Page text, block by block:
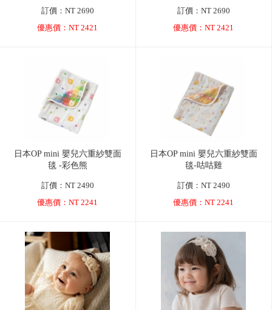
訂價：NT 2690
優惠價：NT 2421
訂價：NT 2690
優惠價：NT 2421
日本OP mini 嬰兒六重紗雙面
毯 -彩色熊
訂價：NT 2490
優惠價：NT 2241
日本OP mini 嬰兒六重紗雙面
毯-咕咕雞
訂價：NT 2490
優惠價：NT 2241